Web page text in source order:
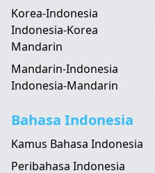
Korea-Indonesia
Indonesia-Korea
Mandarin
Mandarin-Indonesia
Indonesia-Mandarin
Bahasa Indonesia
Kamus Bahasa Indonesia
Peribahasa Indonesia